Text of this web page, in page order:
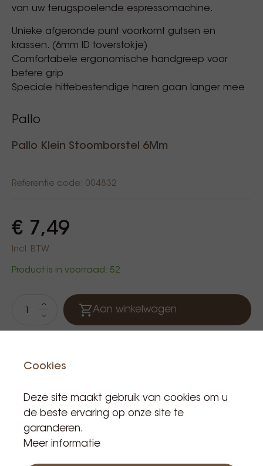
van uw terugspoelende espressomachine.
Unieke afgeronde punt voorkomt gutsen en
krassen. (6mm ID toverstokje)
Comfortabele ergonomische handgreep voor
betere grip
Speciale hittebestendige haren gaan langer mee
Pallo
Pallo Klein Stoomborstel 6Mm
Referentie code: 004832
€ 7,49
Incl. BTW
Product is in voorraad: 52
Aan winkelwagen
Gerelateerde producten
Cookies
Deze site maakt gebruik van cookies om u
de beste ervaring op onze site te
garanderen.
Meer informatie